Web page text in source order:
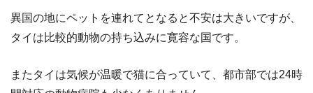
異国の地にペットを連れてとなると不安は大きいですが、
タイは比較的動物の持ち込みに寛容な国です。
またタイは気候が温暖で猫に合っていて、都市部では24時